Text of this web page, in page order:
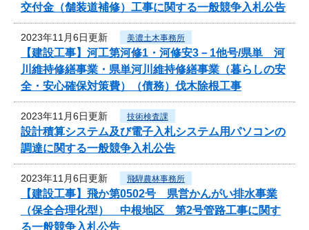
交付金（舗装道補修）工事に関する一般競争入札公告
2023年11月6日更新 美濃土木事務所
【建設工事】河工第河修1・河修安3－1他号/県単 河
川維持修繕事業・県単河川維持修繕事業（暮らしの安
全・安心確保対策費）（債務）伐木除根工事
2023年11月6日更新 技術検査課
設計積算システム及び電子入札システム用パソコンの
調達に関する一般競争入札公告
2023年11月6日更新 飛騨農林事務所
【建設工事】飛か第0502号 県営かんがい排水事業
（保全合理化型） 中根地区 第2号管路工事に関す
る一般競争入札公告